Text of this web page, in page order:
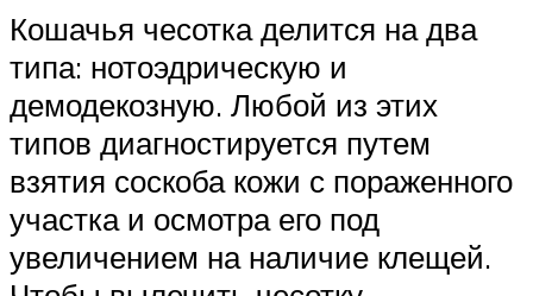
Кошачья чесотка делится на два
типа: нотоэдрическую и
демодекозную. Любой из этих
типов диагностируется путем
взятия соскоба кожи с пораженного
участка и осмотра его под
увеличением на наличие клещей.